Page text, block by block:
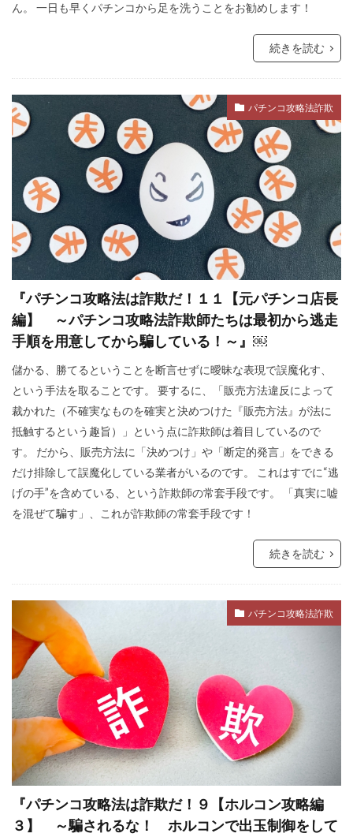
ん。 一日も早くパチンコから足を洗うことをお勧めします！
続きを読む
パチンコ攻略法詐欺
『パチンコ攻略法は詐欺だ！１１【元パチンコ店長
編】 ～パチンコ攻略法詐欺師たちは最初から逃走
手順を用意してから騙している！～』￼
儲かる、勝てるということを断言せずに曖昧な表現で誤魔化す、
という手法を取ることです。 要するに、「販売方法違反によって
裁かれた（不確実なものを確実と決めつけた『販売方法』が法に
抵触するという趣旨）」という点に詐欺師は着目しているので
す。 だから、販売方法に「決めつけ」や「断定的発言」をできる
だけ排除して誤魔化している業者がいるのです。 これはすでに“逃
げの手”を含めている、という詐欺師の常套手段です。 「真実に嘘
を混ぜて騙す」、これが詐欺師の常套手段です！
続きを読む
パチンコ攻略法詐欺
『パチンコ攻略法は詐欺だ！９【ホルコン攻略編
３】 ～騙されるな！ ホルコンで出玉制御をして